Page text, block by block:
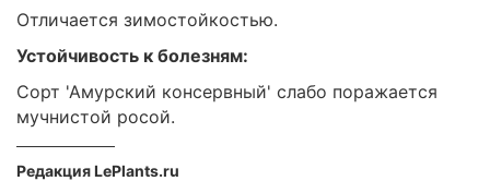
Отличается зимостойкостью.
Устойчивость к болезням:
Сорт 'Амурский консервный' слабо поражается
мучнистой росой.
Редакция LePlants.ru